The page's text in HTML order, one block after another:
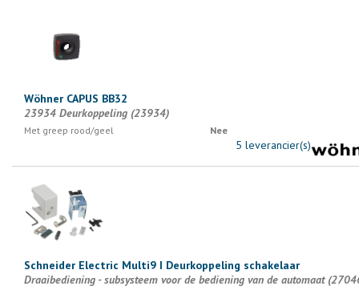
Wöhner CAPUS BB32
23934 Deurkoppeling (23934)
Met greep rood/geel Nee
5 leverancier(s)
Schneider Electric Multi9 I Deurkoppeling schakelaar
Draaibediening - subsysteem voor de bediening van de automaat